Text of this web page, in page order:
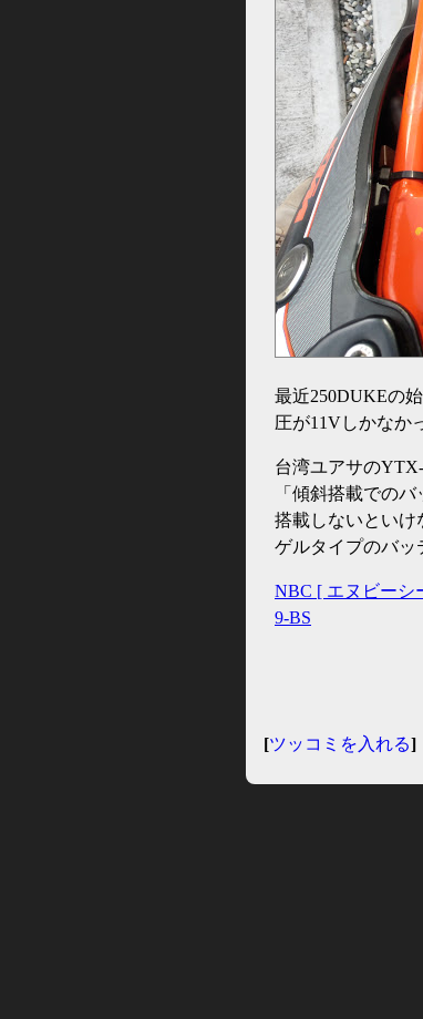
最近250DUKEの
圧が11Vしかなか
台湾ユアサの
「傾斜搭載での
搭載しないといけ
ゲルタイプのバッ
NBC [ エヌビーシ
9-BS
[ツッコミを入れる]